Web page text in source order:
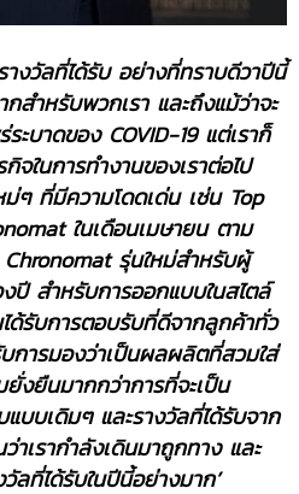
างวัลที่ได้รับ อย่างที่ทราบดีวาปีนี้
สำหรับพวกเรา และถึงแม้ว่าจะ
ะบาดของ COVID-19 แต่เราก็
ในการทำงานของเราต่อไป
ๆ ที่มีความโดดเด่น เช่น Top
ในเดือนเมษายน ตาม
รุ่นใหม่สำหรับผู้
ปี สำหรับการออกแบบในสไตล์
ด้รับการตอบรับที่ดีจากลูกค้าทั่ว
การมองว่าเป็นผลผลิตที่สวมใส่
งยืนมากกว่าการที่จะเป็น
บบเดิมๆ และรางวัลที่ได้รับจาก
าเรากำลังเดินมาถูกทาง และ
ลที่ได้รับในปีนี้อย่างมาก’